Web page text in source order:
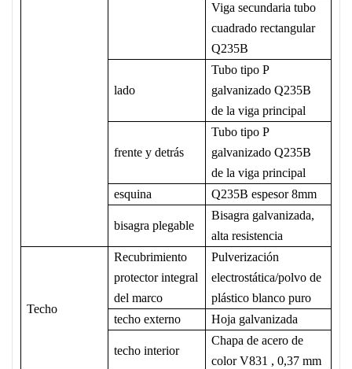
Viga secundaria tubo
cuadrado rectangular
Q235B
lado
Tubo tipo P
galvanizado Q235B
de la viga principal
frente y detrás
Tubo tipo P
galvanizado Q235B
de la viga principal
esquina
Q235B espesor 8mm
bisagra plegable
Bisagra galvanizada,
alta resistencia
Techo
Recubrimiento
protector integral
del marco
Pulverización
electrostática/polvo de
plástico blanco puro
techo externo
Hoja galvanizada
techo interior
Chapa de acero de
color V831 , 0,37 mm